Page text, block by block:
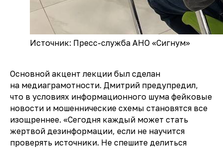
Источник: Пресс-служба АНО «Сигнум»
Основной акцент лекции был сделан
на медиаграмотности. Дмитрий предупредил,
что в условиях информационного шума фейковые
новости и мошеннические схемы становятся все
изощреннее. «Сегодня каждый может стать
жертвой дезинформации, если не научится
проверять источники. Не спешите делиться